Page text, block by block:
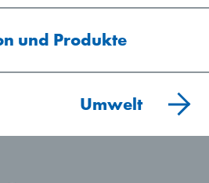
und Produkte
Umwelt